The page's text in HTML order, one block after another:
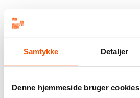
Samtykke Detaljer
Denne hjemmeside bruger cookies